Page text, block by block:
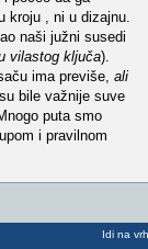
kroju , ni u dizajnu.
naši južni susedi
vilastog ključa).
ima previše, ali
bile važnije suve
puta smo
i pravilnom
Idi na vrh